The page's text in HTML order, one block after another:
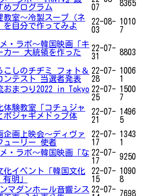
めプログラム
07
8365
教室〜冷製スープ（ネ
を自分で作ってみよ
22-08-
03
1010
7
・ラボ～韓国映画「キ
カー 大統領を作った
22-07-
31
8803
こしのチヂミ フォト＆
ンテスト 当選者発表
22-07-
28
1006
1
おまつり2022 in Tokyo 22-07-
25
1500
7
体験教室「コチュジャ
ポジャギメドゥプ体
22-07-
21
1496
5
企画上映会～ディヴァ
ューリー 使者
22-07-
17
1343
1
・ラボ～韓国映画「な 22-07-
17
9250
化イベント「韓国文化
明」
22-07-
15
1090
8
マダンホール音響シス 22-07- 7698